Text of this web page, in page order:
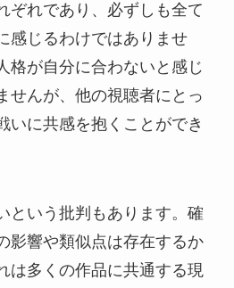
ぞれであり、必ずしも全て
感じるわけではありませ
格が自分に合わないと感じ
せんが、他の視聴者にとっ
いに共感を抱くことができ
という批判もあります。確
影響や類似点は存在するか
は多くの作品に共通する現